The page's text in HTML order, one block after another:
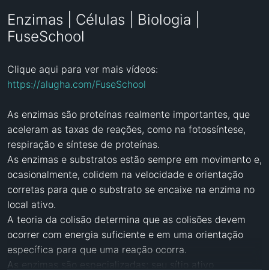
Enzimas | Células | Biologia |
FuseSchool
https://alugha.com/FuseSchool
As enzimas são proteínas realmente importantes, que
aceleram as taxas de reações, como na fotossíntese,
respiração e síntese de proteínas.
As enzimas e substratos estão sempre em movimento e,
ocasionalmente, colidem na velocidade e orientação
corretas para que o substrato se encaixe na enzima no
local ativo.
A teoria da colisão determina que as colisões devem
ocorrer com energia suficiente e em uma orientação
específica para que uma reação ocorra.
As enzimas são especializadas; seu sítio ativo